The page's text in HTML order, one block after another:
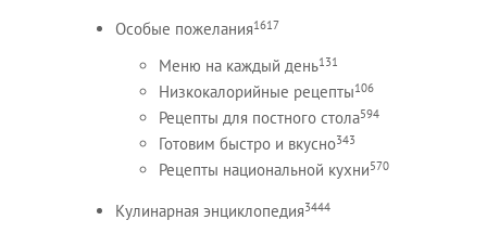
Особые пожелания1617
Меню на каждый день131
Низкокалорийные рецепты106
Рецепты для постного стола594
Готовим быстро и вкусно343
Рецепты национальной кухни570
Кулинарная энциклопедия3444